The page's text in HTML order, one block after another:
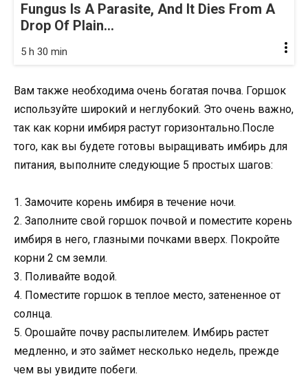
Fungus Is A Parasite, And It Dies From A
Drop Of Plain...
5 h 30 min
Вам также необходима очень богатая почва. Горшок
используйте широкий и неглубокий. Это очень важно,
так как корни имбиря растут горизонтально.После
того, как вы будете готовы выращивать имбирь для
питания, выполните следующие 5 простых шагов:
1. Замочите корень имбиря в течение ночи.
2. Заполните свой горшок почвой и поместите корень
имбиря в него, глазными почками вверх. Покройте
корни 2 см земли.
3. Поливайте водой.
4. Поместите горшок в теплое место, затененное от
солнца.
5. Орошайте почву распылителем. Имбирь растет
медленно, и это займет несколько недель, прежде
чем вы увидите побеги.